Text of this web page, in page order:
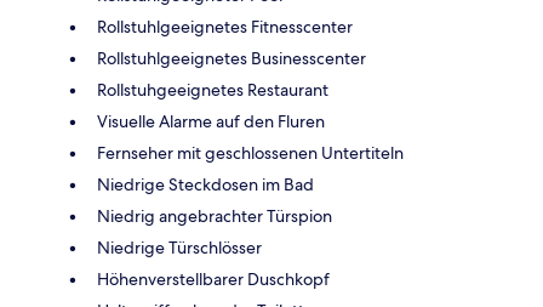
Rollstuhlgeeignetes Fitnesscenter
Rollstuhlgeeignetes Businesscenter
Rollstuhgeeignetes Restaurant
Visuelle Alarme auf den Fluren
Fernseher mit geschlossenen Untertiteln
Niedrige Steckdosen im Bad
Niedrig angebrachter Türspion
Niedrige Türschlösser
Höhenverstellbarer Duschkopf